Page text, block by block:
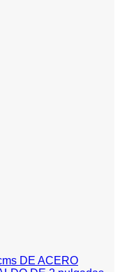
DE ACERO